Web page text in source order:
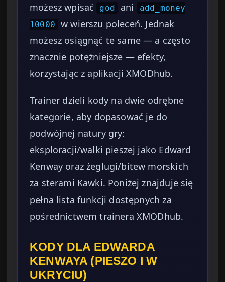
możesz wpisać
god ani
add_money
10000
w wierszu poleceń. Jednak
możesz osiągnąć te same — a często
znacznie potężniejsze — efekty,
korzystając z aplikacji XMODhub.
Trainer dzieli kody na dwie odrębne
kategorie, aby dopasować je do
podwójnej natury gry:
eksploracji/walki pieszej jako Edward
Kenway oraz żeglugi/bitew morskich
za sterami Kawki. Poniżej znajduje się
pełna lista funkcji dostępnych za
pośrednictwem trainera XMODhub.
KODY DLA EDWARDA
KENWAYA (PIESZO I W
UKRYCIU)